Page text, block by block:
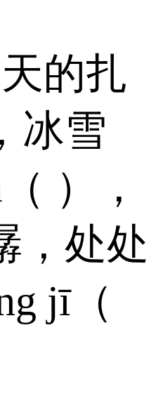
天的扎
冰雪
），
，处处
jī（